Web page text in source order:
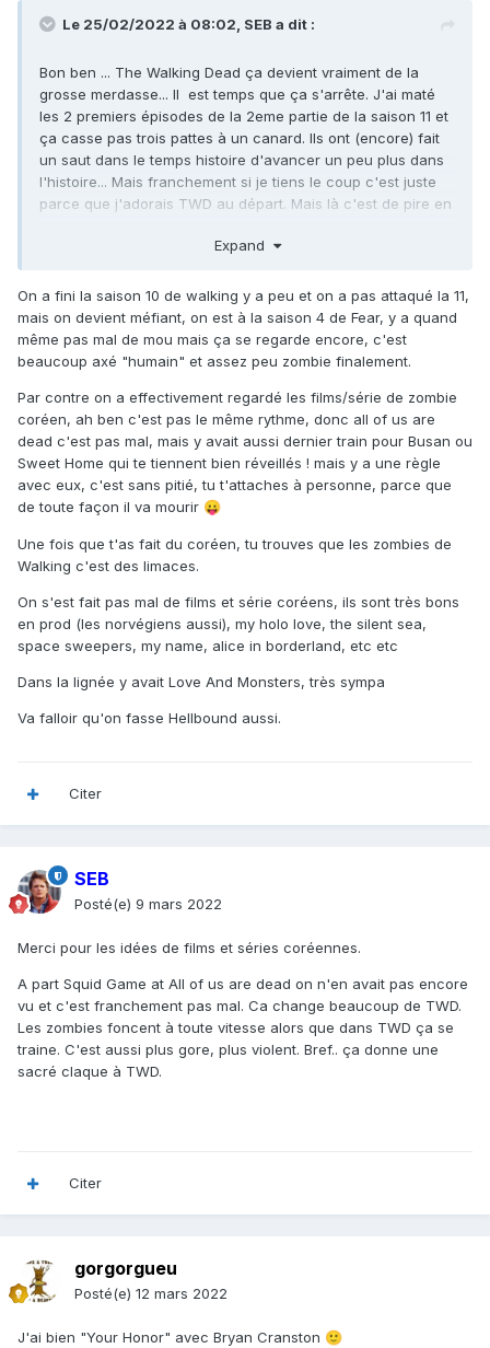
Le 25/02/2022 à 08:02, SEB a dit :
Bon ben ... The Walking Dead ça devient vraiment de la
grosse merdasse... Il est temps que ça s'arrête. J'ai maté
les 2 premiers épisodes de la 2eme partie de la saison 11 et
ça casse pas trois pattes à un canard. Ils ont (encore) fait
un saut dans le temps histoire d'avancer un peu plus dans
l'histoire... Mais franchement si je tiens le coup c'est juste
parce que j'adorais TWD au départ. Mais là c'est de pire en
Par contre si vous voulez une série de zombies
intéressantes et originales, il y a la série coréenne "All of us
are dead" qui est vraiment top. J'espere qu"il y aura une
Expand
On a fini la saison 10 de walking y a peu et on a pas attaqué la 11,
mais on devient méfiant, on est à la saison 4 de Fear, y a quand
même pas mal de mou mais ça se regarde encore, c'est
beaucoup axé "humain" et assez peu zombie finalement.
Par contre on a effectivement regardé les films/série de zombie
coréen, ah ben c'est pas le même rythme, donc all of us are
dead c'est pas mal, mais y avait aussi dernier train pour Busan ou
Sweet Home qui te tiennent bien réveillés ! mais y a une règle
avec eux, c'est sans pitié, tu t'attaches à personne, parce que
de toute façon il va mourir 😛
Une fois que t'as fait du coréen, tu trouves que les zombies de
Walking c'est des limaces.
On s'est fait pas mal de films et série coréens, ils sont très bons
en prod (les norvégiens aussi), my holo love, the silent sea,
space sweepers, my name, alice in borderland, etc etc
Dans la lignée y avait Love And Monsters, très sympa
Va falloir qu'on fasse Hellbound aussi.
Citer
SEB
Posté(e) 9 mars 2022
Merci pour les idées de films et séries coréennes.
A part Squid Game at All of us are dead on n'en avait pas encore
vu et c'est franchement pas mal. Ca change beaucoup de TWD.
Les zombies foncent à toute vitesse alors que dans TWD ça se
traine. C'est aussi plus gore, plus violent. Bref.. ça donne une
sacré claque à TWD.
Citer
gorgorgueu
Posté(e) 12 mars 2022
J'ai bien "Your Honor" avec Bryan Cranston 🙂